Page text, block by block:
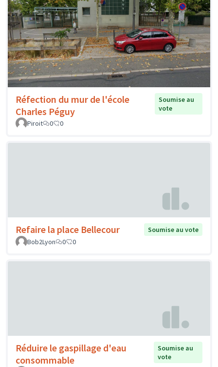
Réfection du mur de l'école
Charles Péguy
Soumise au
vote
Piroit
0 0
Refaire la place Bellecour
Soumise au vote
Bob2Lyon
0 0
Réduire le gaspillage d'eau
consommable
Soumise au
vote